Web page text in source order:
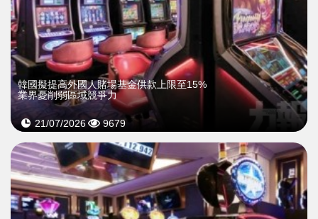
韓國擬提高外國人賭場基金供款上限至15%
業界憂削弱區域競爭力
21/07/2026 9679